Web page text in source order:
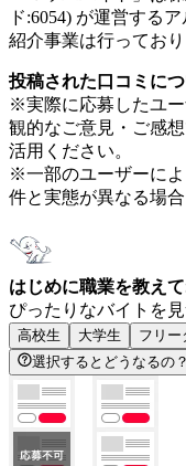
ド:6054) が運営する
紹介事業は行っており
投稿された口コミに
※実際に応募したユ
観的なご意見・ご感
活用ください。
※一部のユーザーに
件と実態が異なる場合
はじめに職業を教えて
ぴったりなバイトを
高校生 大学生 フリー
選択するとどうなるの？